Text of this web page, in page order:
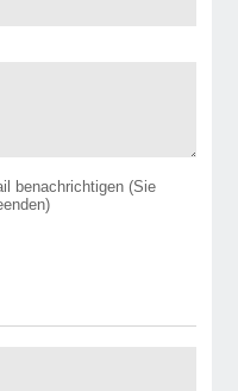
benachrichtigen (Sie